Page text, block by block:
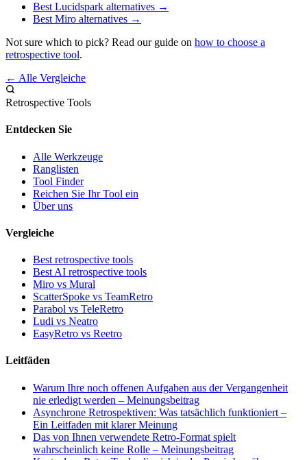
Best Lucidspark alternatives →
Best Miro alternatives →
Not sure which to pick? Read our guide on how to choose a
retrospective tool.
← Alle Vergleiche
Retrospective Tools
Entdecken Sie
Alle Werkzeuge
Ranglisten
Tool Finder
Reichen Sie Ihr Tool ein
Über uns
Vergleiche
Best retrospective tools
Best AI retrospective tools
Miro vs Mural
ScatterSpoke vs TeamRetro
Parabol vs TeleRetro
Ludi vs Neatro
EasyRetro vs Reetro
Leitfäden
Warum Ihre noch offenen Aufgaben aus der Vergangenheit
nie erledigt werden – Meinungsbeitrag
Asynchrone Retrospektiven: Was tatsächlich funktioniert –
Ein Leitfaden mit klarer Meinung
Das von Ihnen verwendete Retro-Format spielt
wahrscheinlich keine Rolle – Meinungsbeitrag